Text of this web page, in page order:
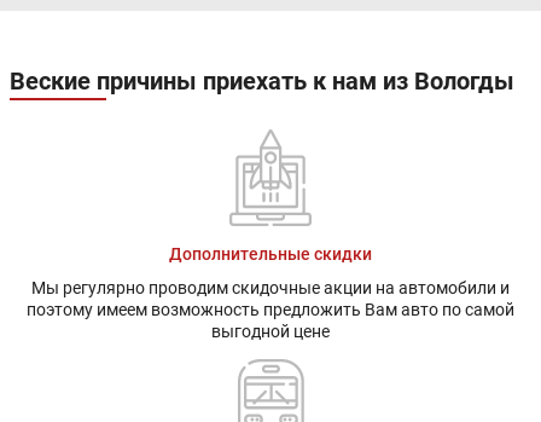
Веские причины приехать к нам из Вологды
Дополнительные скидки
Мы регулярно проводим скидочные акции на автомобили и
поэтому имеем возможность предложить Вам авто по самой
выгодной цене